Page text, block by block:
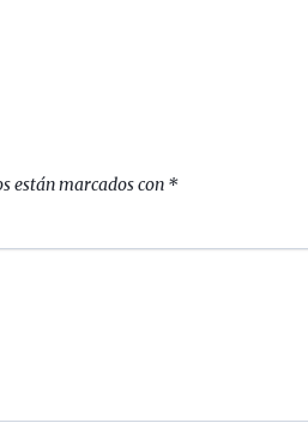
están marcados con *